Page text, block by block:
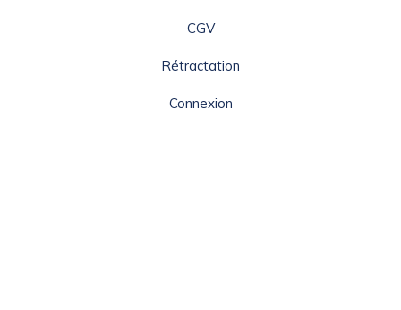
CGV
Rétractation
Connexion